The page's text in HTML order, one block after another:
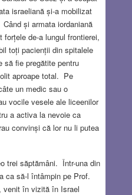
israeliană și-a mobilizat
și armata iordaniană
de-a lungul frontierei,
toți pacienții din spitalele
fie pregătite pentru
aproape total. Pe
un medic sau o
vocile vesele ale liceenilor
a activa la nevoie ca
convinși că lor nu li putea
trei săptămâni. Într-una din
ca să-l întâmpin pe Prof.
venit în vizită în Israel